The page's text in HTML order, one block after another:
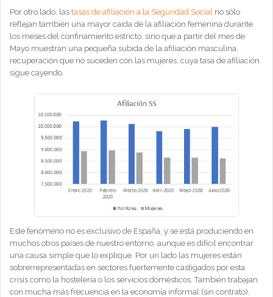
Por otro lado, las tasas de afiliación a la Seguridad Social no sólo
reflejan también una mayor caída de la afiliación femenina durante
los meses del confinamiento estricto, sino que a partir del mes de
Mayo muestran una pequeña subida de la afiliación masculina,
recuperación que no suceden con las mujeres, cuya tasa de afiliación
sigue cayendo.
Este fenómeno no es exclusivo de España, y se está produciendo en
muchos otros países de nuestro entorno, aunque es difícil encontrar
una causa simple que lo explique. Por un lado las mujeres están
sobrerrepresentadas en sectores fuertemente castigados por esta
crisis como la hostelería o los servicios domésticos. También trabajan
con mucha más frecuencia en la economía informal (sin contrato),